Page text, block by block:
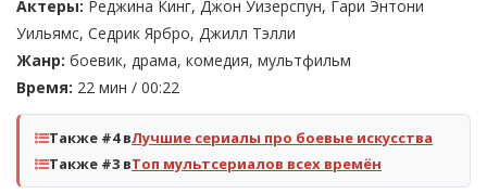
Актеры: Реджина Кинг, Джон Уизерспун, Гари Энтони
Уильямс, Седрик Ярбро, Джилл Тэлли
Жанр: боевик, драма, комедия, мультфильм
Время: 22 мин / 00:22
Также #4 вЛучшие сериалы про боевые искусства
Также #3 вТоп мультсериалов всех времён